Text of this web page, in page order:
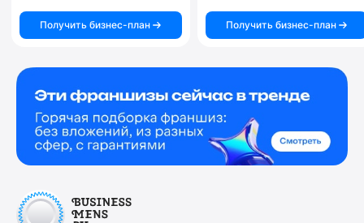
Получить бизнес-план Получить бизнес-план